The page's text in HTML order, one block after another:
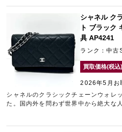
なコンディションが保たれていました
おり、中古市場でもお探しの方が非常
査定額を提示させていただきました。
高価買取をご希望の方は、ぜひ新宿東
ラリーレア新宿東口店」にお任せくださ
シャネル ク
ト ブラック
具 AP4241
ランク：中古
買取価格(税込)
2026年5月お
シャネルのクラシックチェーンウォレ
た。国内外を問わず世界中から絶大な
も在庫が少ないお品物でしたので、精